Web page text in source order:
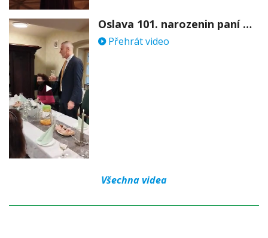
Oslava 101. narozenin paní Věry Skořepové
Přehrát video
Všechna videa